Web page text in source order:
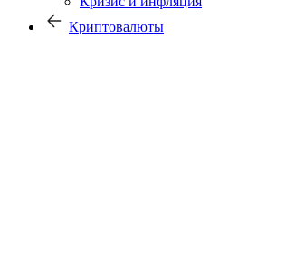
Криптовалюты